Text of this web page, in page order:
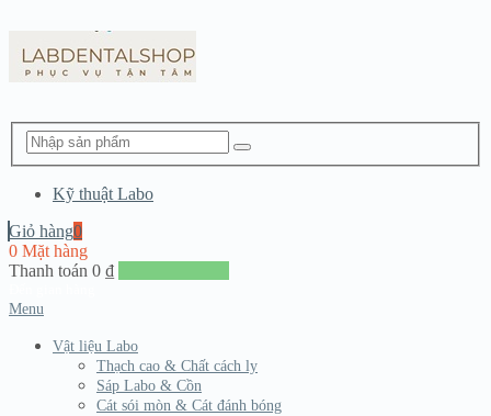
Kỹ thuật Labo
Giỏ hàng0
0 Mặt hàng
Thanh toán 0 ₫
Menu
Vật liệu Labo
Thạch cao & Chất cách ly
Sáp Labo & Cồn
Cát sói mòn & Cát đánh bóng